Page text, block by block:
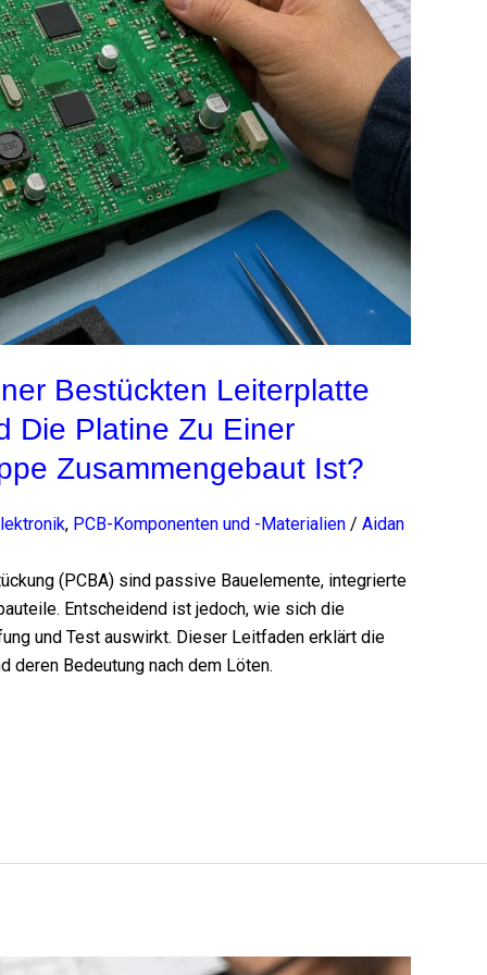
Bestückten Leiterplatte
Die Platine Zu Einer
Zusammengebaut Ist?
, PCB-Komponenten und -Materialien/ Aidan
(PCBA) sind passive Bauelemente, integrierte
Entscheidend ist jedoch, wie sich die
und Test auswirkt. Dieser Leitfaden erklärt die
deren Bedeutung nach dem Löten.